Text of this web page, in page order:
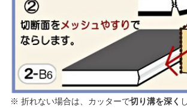
※ 折れない場合は、カッターで切り溝を深く